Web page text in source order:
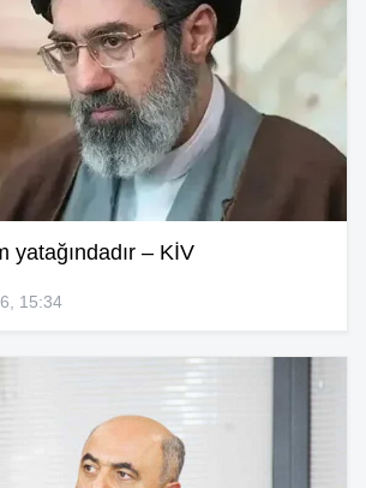
yatağındadır – KİV
15:34